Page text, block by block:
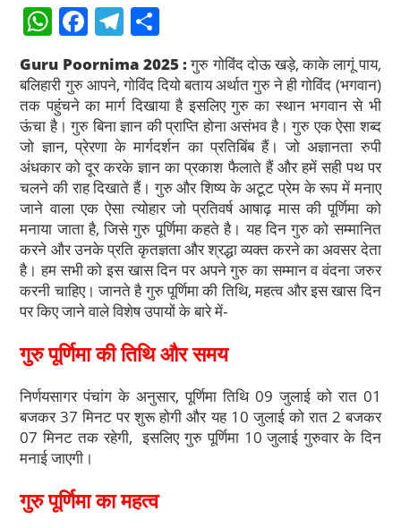
W
h
at
s
A
p
p
F
c
e
b
o
o
k
T
el
e
gr
a
m
h
ar
e
Guru Poornima 2025 :गुरु गोविंद दोऊ खड़े, काके लागूं पाय,
बलिहारी गुरु आपने, गोविंद दियो बताय अर्थात गुरु ने ही गोविंद (भगवान)
तक पहुंचने का मार्ग दिखाया है इसलिए गुरु का स्थान भगवान से भी
ऊंचा है। गुरु बिना ज्ञान की प्राप्ति होना असंभव है। गुरु एक ऐसा शब्द
जो ज्ञान, प्रेरणा के मार्गदर्शन का प्रतिबिंब हैं। जो अज्ञानता रुपी
अंधकार को दूर करके ज्ञान का प्रकाश फैलाते हैं और हमें सही पथ पर
चलने की राह दिखाते हैं। गुरु और शिष्य के अटूट प्रेम के रूप में मनाए
जाने वाला एक ऐसा त्योहार जो प्रतिवर्ष आषाढ़ मास की पूर्णिमा को
मनाया जाता है, जिसे गुरु पूर्णिमा कहते है। यह दिन गुरु को सम्मानित
करने और उनके प्रति कृतज्ञता और श्रद्धा व्यक्त करने का अवसर देता
है। हम सभी को इस खास दिन पर अपने गुरु का सम्मान व वंदना जरुर
करनी चाहिए। जानते है गुरु पूर्णिमा की तिथि, महत्व और इस खास दिन
पर किए जाने वाले विशेष उपायों के बारे में-
गुरु पूर्णिमा की तिथि और समय
निर्णयसागर पंचांग के अनुसार, पूर्णिमा तिथि 09 जुलाई को रात 01
बजकर 37 मिनट पर शुरू होगी और यह 10 जुलाई को रात 2 बजकर
07 मिनट तक रहेगी, इसलिए गुरु पूर्णिमा 10 जुलाई गुरुवार के दिन
मनाई जाएगी।
गुरु पूर्णिमा का महत्व